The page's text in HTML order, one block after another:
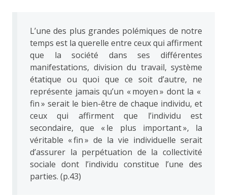
L’une des plus grandes polémiques de notre
temps est la querelle entre ceux qui affirment
que la société dans ses différentes
manifestations, division du travail, système
étatique ou quoi que ce soit d’autre, ne
représente jamais qu’un « moyen » dont la «
fin » serait le bien-être de chaque individu, et
ceux qui affirment que l’individu est
secondaire, que « le plus important », la
véritable « fin » de la vie individuelle serait
d’assurer la perpétuation de la collectivité
sociale dont l’individu constitue l’une des
parties. (p.43)